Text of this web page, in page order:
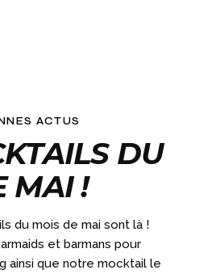
ACTUS
DU
MAI !
du mois de mai sont là !
et barmans pour
ainsi que notre mocktail le